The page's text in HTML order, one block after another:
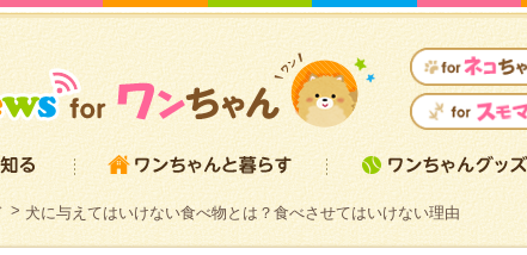
犬に与えてはいけない食べ物とは？食べさせてはいけない理由